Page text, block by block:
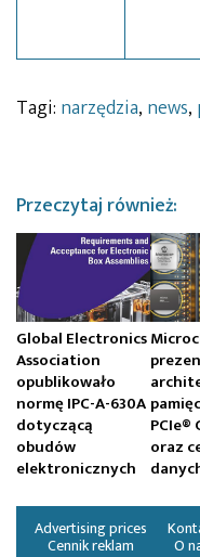
Tagi: narzędzia, news,
Przeczytaj również:
Global Electronics
Association
opublikowało
normę IPC-A-630A
dotyczącą
obudów
elektronicznych
PCIe®
oraz
Cennik reklam
Advertising prices
O